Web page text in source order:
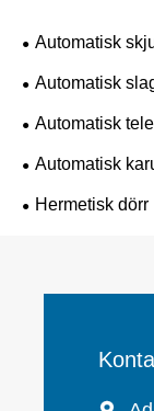
Automatisk
Automatisk
Automatisk
Automatisk
Hermetisk dörr